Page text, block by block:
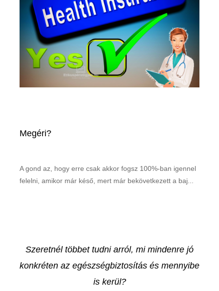
Megéri?
A gond az, hogy erre csak akkor fogsz 100%-ban igennel
felelni, amikor már késő, mert már bekövetkezett a baj...
Szeretnél többet tudni arról, mi mindenre jó
konkréten az egészségbiztosítás és mennyibe
is kerül?